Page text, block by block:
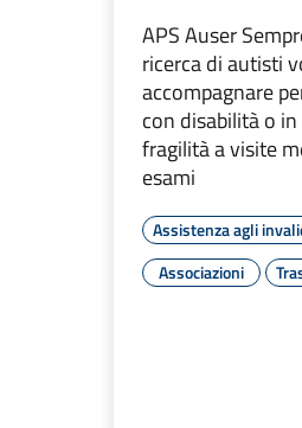
APS Auser
ricerca di autisti
accompagnare
con disabilità o
fragilità a visite
esami
Assistenza agli
Associazioni